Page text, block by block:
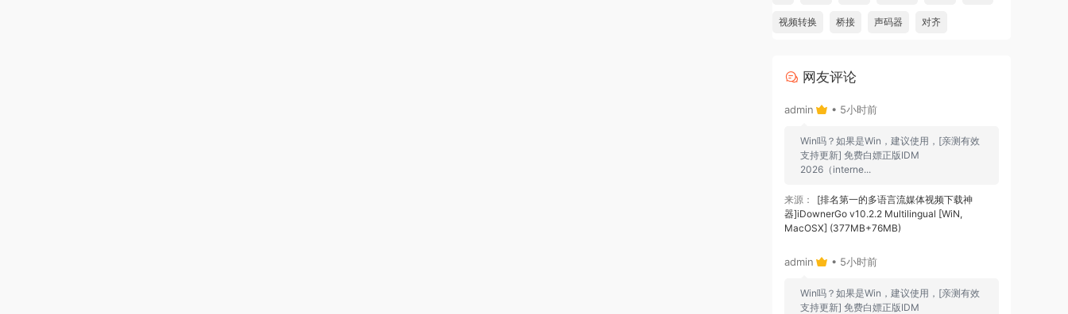
视频转换 桥接 声码器 对齐
网友评论
admin • 5小时前
Win吗？如果是Win，建议使用，[亲测有效
支持更新] 免费白嫖正版IDM
2026（interne...
来源：
[排名第一的多语言流媒体视频下载神
器]iDownerGo v10.2.2 Multilingual [WiN,
MacOSX] (377MB+76MB)
admin • 5小时前
Win吗？如果是Win，建议使用，[亲测有效
支持更新] 免费白嫖正版IDM